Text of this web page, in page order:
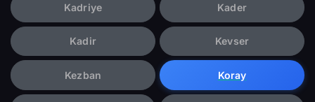
Kadriye Kader
Kadir Kevser
Kezban Koray